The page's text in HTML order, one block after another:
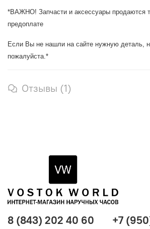
*ВАЖНО! Запчасти и аксессуары продаются
предоплате
Если Вы не нашли на сайте нужную деталь,
пожалуйста.*
Отзывы (1)
8 (843) 202 40 60 +7